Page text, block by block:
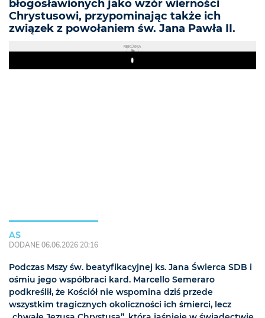
błogosławionych jako wzór wierności
Chrystusowi, przypominając także ich
związek z powołaniem św. Jana Pawła II.
REKLAMA
Play
AS
DODANE 06.06.2026 20:16
Podczas Mszy św. beatyfikacyjnej ks. Jana Świerca SDB i
ośmiu jego współbraci kard. Marcello Semeraro
podkreślił, że Kościół nie wspomina dziś przede
wszystkim tragicznych okoliczności ich śmierci, lecz